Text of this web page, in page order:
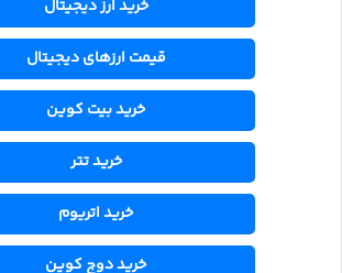
خرید ارز دیجیتال
قیمت ارزهای دیجیتال
خرید بیت کوین
خرید تتر
خرید اتریوم
خرید دوج کوین